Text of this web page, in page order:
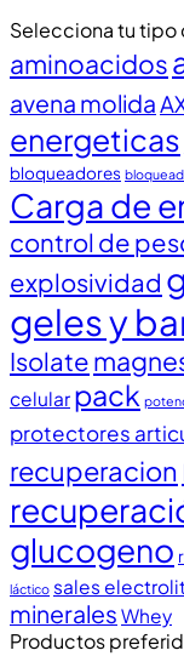
Selecciona tu
aminoacidos
avena molida
energeticas
bloqueadores
Carga de
control de
explosividad
geles y
Isolate
celular pack
protectores
recuperacion
glucogeno
láctico sales
minerales Whey
Productos